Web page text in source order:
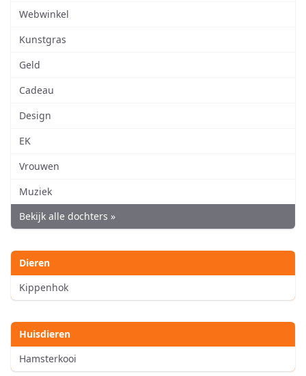
Webwinkel
Kunstgras
Geld
Cadeau
Design
EK
Vrouwen
Muziek
Bekijk alle dochters »
Dieren
Kippenhok
Huisdieren
Hamsterkooi